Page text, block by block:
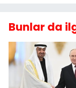
Bunlar da